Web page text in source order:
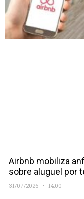
Airbnb mobiliza
sobre aluguel por
31/07/2026 14:00